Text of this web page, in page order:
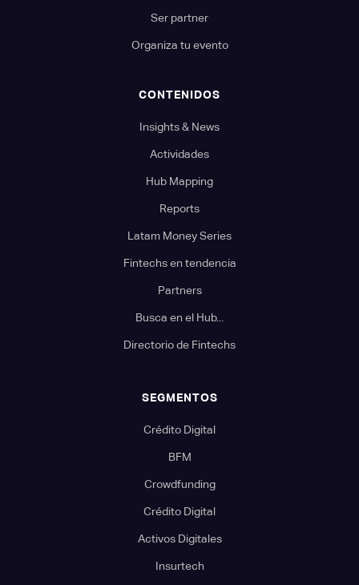
Ser partner
Organiza tu evento
CONTENIDOS
Insights & News
Actividades
Hub Mapping
Reports
Latam Money Series
Fintechs en tendencia
Partners
Busca en el Hub...
Directorio de Fintechs
SEGMENTOS
Crédito Digital
BFM
Crowdfunding
Crédito Digital
Activos Digitales
Insurtech